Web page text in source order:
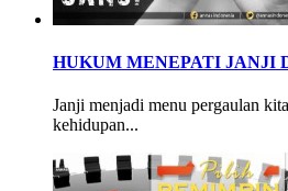
HUKUM MENEPATI JANJI
Janji menjadi menu pergaulan
kehidupan...